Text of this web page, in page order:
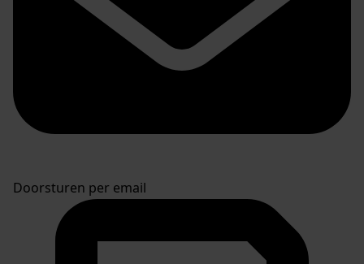
Doorsturen per email